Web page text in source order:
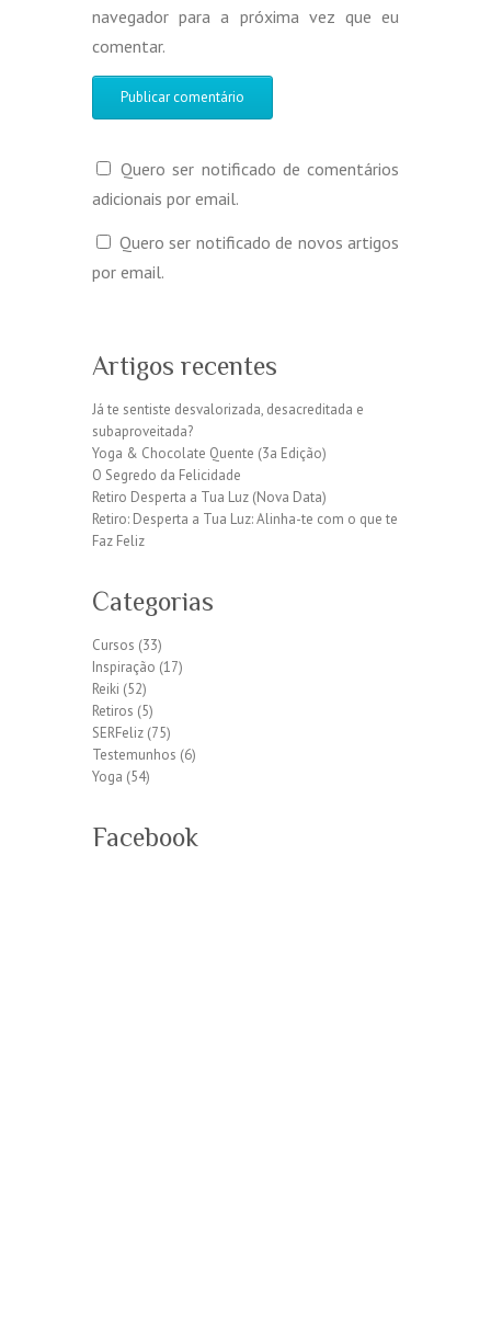
navegador para a próxima vez que eu
comentar.
Quero ser notificado de comentários
adicionais por email.
Quero ser notificado de novos artigos
por email.
Artigos recentes
Já te sentiste desvalorizada, desacreditada e
subaproveitada?
Yoga & Chocolate Quente (3a Edição)
O Segredo da Felicidade
Retiro Desperta a Tua Luz (Nova Data)
Retiro: Desperta a Tua Luz: Alinha-te com o que te
Faz Feliz
Categorias
Cursos (33)
Inspiração (17)
Reiki (52)
Retiros (5)
SERFeliz (75)
Testemunhos (6)
Yoga (54)
Facebook